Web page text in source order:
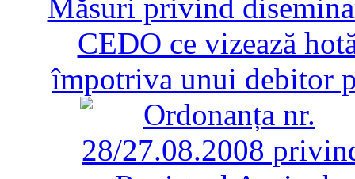
Măsuri privind
CEDO ce vizează
împotriva unui debitor